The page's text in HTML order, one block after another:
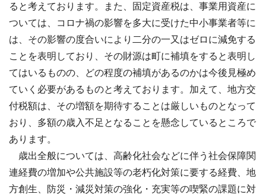
ると考えております。また、固定資産税は、事業用資産に
ついては、コロナ禍の影響を多大に受けた中小事業者等に
は、その影響の度合いにより二分の一又はゼロに減免する
ことを表明しており、その財源は町に補填をすると表明し
てはいるものの、どの程度の補填があるのかは今後見極め
ていく必要があるものと考えております。加えて、地方交
付税額は、その増額を期待することは厳しいものとなって
おり、多額の歳入不足となることを懸念しているところで
あります。
歳出全般については、高齢化社会などに伴う社会保障関
連経費の増加や公共施設等の老朽化対策に要する経費、地
方創生、防災・減災対策の強化・充実等の喫緊の課題に対